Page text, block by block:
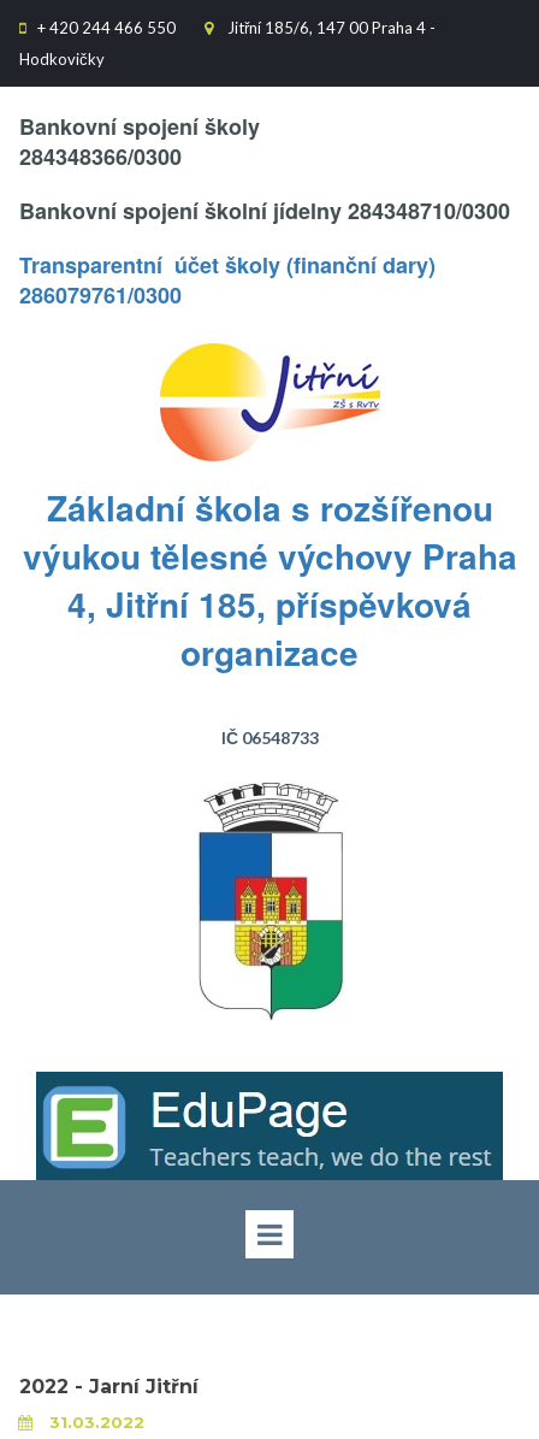
 +420 244 466 550 
Jitřní 185/6, 147 00 Praha 4 -
Hodkovičky
Bankovní spojení školy
284348366/0300
Bankovní spojení školní jídelny 284348710/0300
Transparentní účet školy (finanční dary)
286079761/0300
Základní škola s rozšířenou
výukou tělesné výchovy Praha
4, Jitřní 185, příspěvková
organizace
IČ 06548733
2022 - Jarní Jitřní
31.03.2022